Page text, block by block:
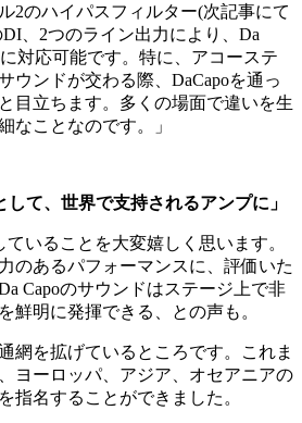
2のハイパスフィルター(次記事にて
、2つのライン出力により、Da
対応可能です。特に、アコーステ
ウンドが交わる際、DaCapoを通っ
目立ちます。多くの場面で違いを生
なことなのです。」
て、世界で支持されるアンプに」
ていることを大変嬉しく思います。
のあるパフォーマンスに、評価いた
Capoのサウンドはステージ上で非
鮮明に発揮できる、との声も。
網を拡げているところです。これま
ヨーロッパ、アジア、オセアニアの
指名することができました。